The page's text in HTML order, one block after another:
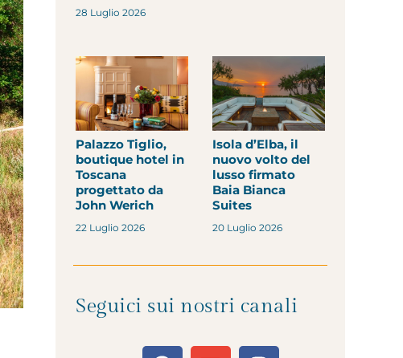
28 Luglio 2026
Palazzo Tiglio,
boutique hotel in
Toscana
progettato da
John Werich
22 Luglio 2026
Isola d’Elba, il
nuovo volto del
lusso firmato
Baia Bianca
Suites
20 Luglio 2026
Seguici sui nostri canali